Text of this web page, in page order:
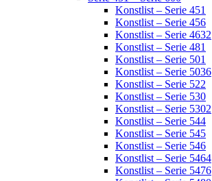
Konstlist – Serie 451
Konstlist – Serie 456
Konstlist – Serie 4632
Konstlist – Serie 481
Konstlist – Serie 501
Konstlist – Serie 5036
Konstlist – Serie 522
Konstlist – Serie 530
Konstlist – Serie 5302
Konstlist – Serie 544
Konstlist – Serie 545
Konstlist – Serie 546
Konstlist – Serie 5464
Konstlist – Serie 5476